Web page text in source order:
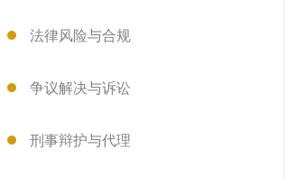
法律风险与合规
争议解决与诉讼
刑事辩护与代理